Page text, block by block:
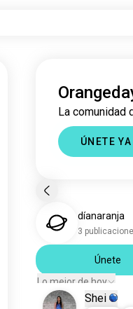
La comunidad
ÚNETE YA
díanaranja
3
Únete
Lo mejor de hoy
Shei